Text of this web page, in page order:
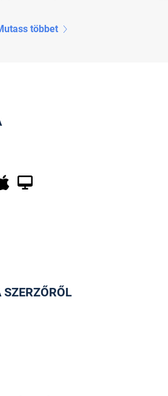
többet
SZERZŐRŐL